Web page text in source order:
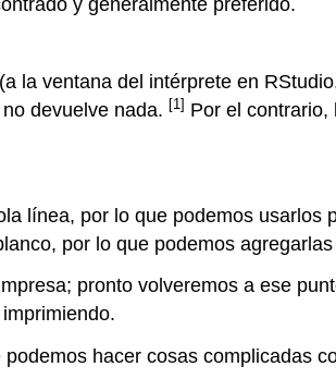
y generalmente preferido.
la ventana del intérprete en
devuelve nada. [1] Por el contrario,
línea, por lo que podemos usarlos
por lo que podemos
pronto volveremos a ese
hacer cosas complicadas